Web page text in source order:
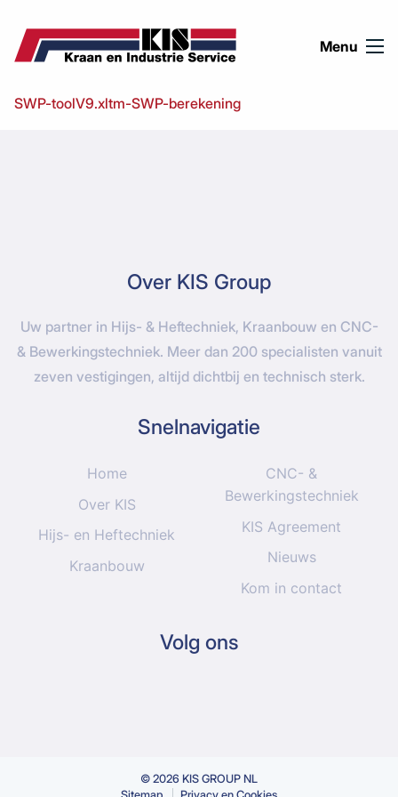
Menu
SWP-toolV9.xltm-SWP-berekening
Over KIS Group
Uw partner in Hijs- & Heftechniek, Kraanbouw en CNC-
& Bewerkingstechniek. Meer dan 200 specialisten vanuit
zeven vestigingen, altijd dichtbij en technisch sterk.
Snelnavigatie
Home
Over KIS
Hijs- en Heftechniek
Kraanbouw
CNC- &
Bewerkingstechniek
KIS Agreement
Nieuws
Kom in contact
Volg ons
© 2026 KIS GROUP NL